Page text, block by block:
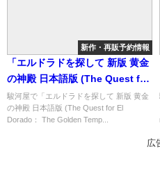
新作・再販予約情報
「エルドラドを探して 新版 黄金
の神殿 日本語版 (The Quest for
El Dorado： The Golden
Temples)」の概略と予約購入可
駿河屋で「エルドラドを探して 新版 黄金
の神殿 日本語版 (The Quest for El
Dorado： The Golden Temp...
広